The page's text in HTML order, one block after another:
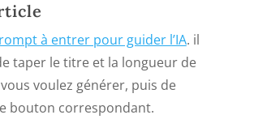
à entrer pour guider l’IA. il
taper le titre et la longueur de
voulez générer, puis de
bouton correspondant.